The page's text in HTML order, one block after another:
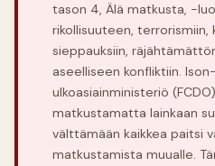
tason 4, Älä matkusta, -
rikollisuuteen, terrorismiin,
sieppauksiin,
aseelliseen konfliktiin.
ulkoasiainministeriö
matkustamatta lainkaan
välttämään kaikkea paitsi
matkustamista muualle.